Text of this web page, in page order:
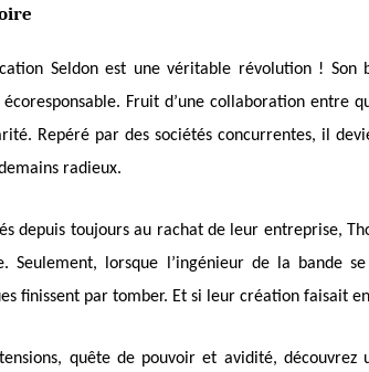
Seldon est une véritable révolution !
Fruit d’une collaboration entre
Repéré par des sociétés concurrentes, il
radieux.
depuis toujours au rachat de leur entreprise,
Seulement, lorsque l’ingénieur de la bande
finissent par tomber. Et si leur création faisait
quête de pouvoir et avidité,